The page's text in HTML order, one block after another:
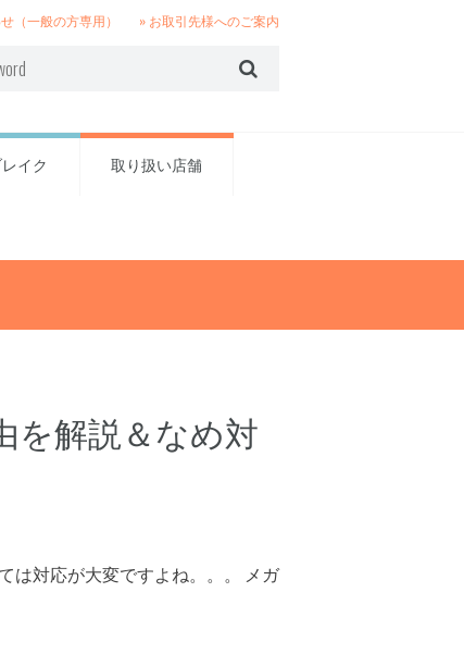
（一般の方専用） » お取引先様へのご案内
イク 取り扱い店舗
を解説＆なめ対
は対応が大変ですよね。。。 メガ